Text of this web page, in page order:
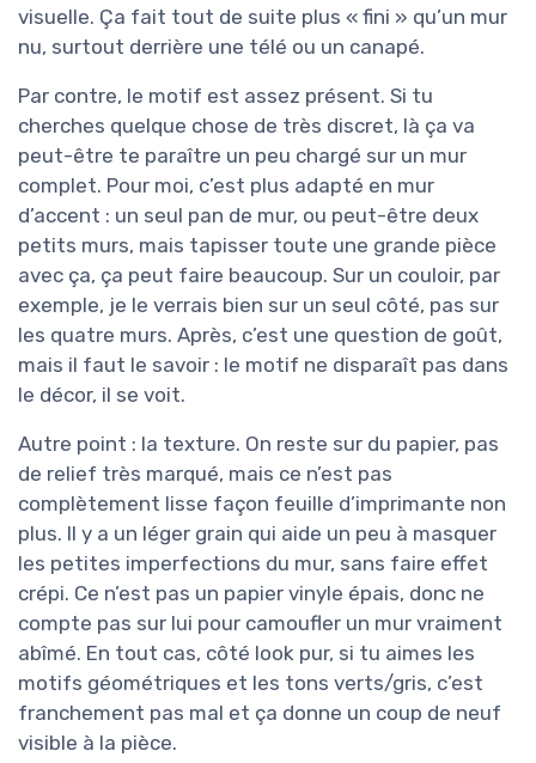
visuelle. Ça fait tout de suite plus « fini » qu’un mur
nu, surtout derrière une télé ou un canapé.
Par contre, le motif est assez présent. Si tu
cherches quelque chose de très discret, là ça va
peut-être te paraître un peu chargé sur un mur
complet. Pour moi, c’est plus adapté en mur
d’accent : un seul pan de mur, ou peut-être deux
petits murs, mais tapisser toute une grande pièce
avec ça, ça peut faire beaucoup. Sur un couloir, par
exemple, je le verrais bien sur un seul côté, pas sur
les quatre murs. Après, c’est une question de goût,
mais il faut le savoir : le motif ne disparaît pas dans
le décor, il se voit.
Autre point : la texture. On reste sur du papier, pas
de relief très marqué, mais ce n’est pas
complètement lisse façon feuille d’imprimante non
plus. Il y a un léger grain qui aide un peu à masquer
les petites imperfections du mur, sans faire effet
crépi. Ce n’est pas un papier vinyle épais, donc ne
compte pas sur lui pour camoufler un mur vraiment
abîmé. En tout cas, côté look pur, si tu aimes les
motifs géométriques et les tons verts/gris, c’est
franchement pas mal et ça donne un coup de neuf
visible à la pièce.